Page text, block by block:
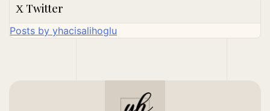
Twitter
Posts by yhacisalihoglu